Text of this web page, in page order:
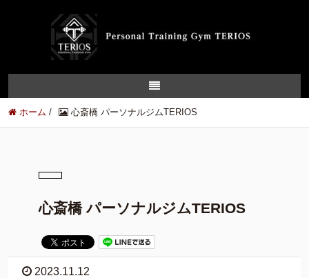
ホーム / 心斎橋 パーソナルジムTERIOS
心斎橋 パーソナルジムTERIOS
2023.11.12